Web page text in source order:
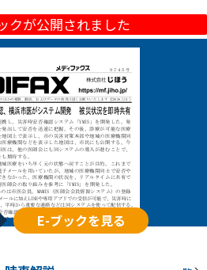
クが公開されました
E-ブックを見る